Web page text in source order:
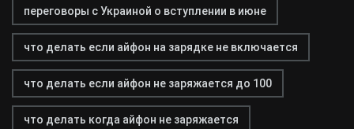
переговоры с Украиной о вступлении в июне
что делать если айфон на зарядке не включается
что делать если айфон не заряжается до 100
что делать когда айфон не заряжается